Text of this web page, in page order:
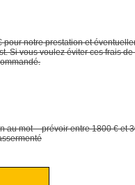
notre prestation et
Si vous voulez éviter ces frais
au mot – prévoir entre 1800 € et